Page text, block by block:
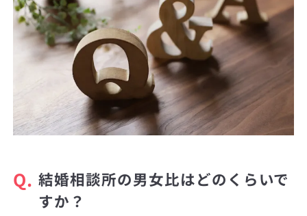
Q. 結婚相談所の男女比はどのくらいで
すか？